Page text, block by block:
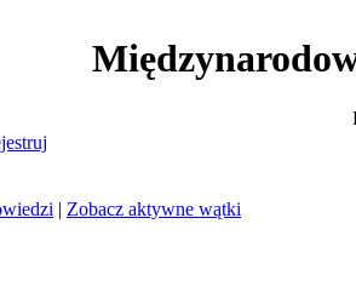
| Zobacz aktywne wątki